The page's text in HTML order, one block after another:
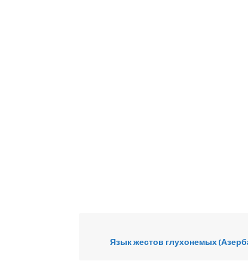
Язык жестов глухонемых